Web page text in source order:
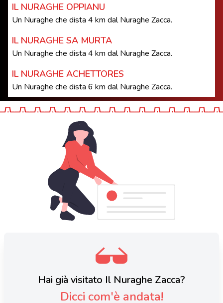
IL NURAGHE OPPIANU
Un Nuraghe che dista 4 km dal Nuraghe Zacca.
IL NURAGHE SA MURTA
Un Nuraghe che dista 4 km dal Nuraghe Zacca.
IL NURAGHE ACHETTORES
Un Nuraghe che dista 6 km dal Nuraghe Zacca.
Hai già visitato Il Nuraghe Zacca?
Dicci com'è andata!